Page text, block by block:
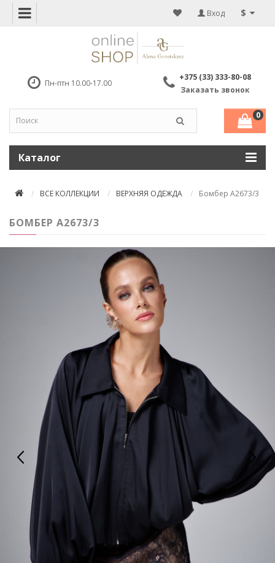
$
Вход
Пн-птн 10.00-17.00
+375 (33) 333-80-08
Заказать звонок
0
Каталог
ВСЕ КОЛЛЕКЦИИ ВЕРХНЯЯ ОДЕЖДА Бомбер А2673/3
БОМБЕР А2673/3